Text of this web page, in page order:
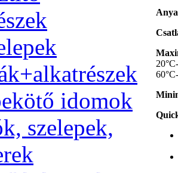
idomok
szelepek,